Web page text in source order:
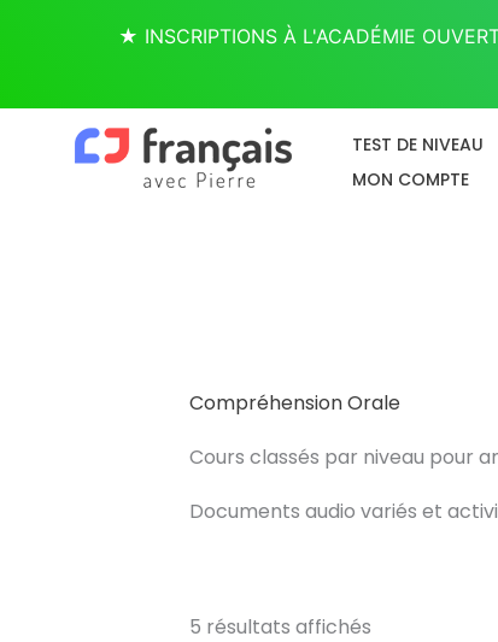
TEST DE NIVEAU
MON COMPTE
Compréhension Orale
Cours classés par niveau pour
Documents audio variés et
5 résultats affichés
★ INSCRIPTIONS À L'ACADÉMIE